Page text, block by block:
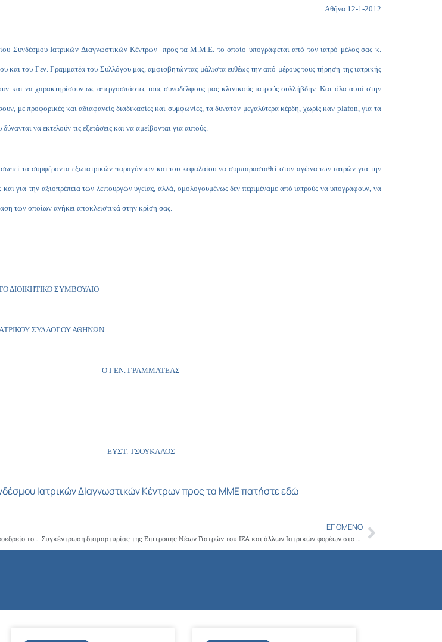
Αθήνα 12-1-2012
Συνδέσμου Ιατρικών Διαγνωστικών Κέντρων προς τα Μ.Μ.Ε. το οποίο υπογράφεται από τον ιατρό μέλος σας κ.
και του Γεν. Γραμματέα του Συλλόγου μας, αμφισβητώντας μάλιστα ευθέως την από μέρους τους τήρηση της ιατρικής
και να χαρακτηρίσουν ως απεργοσπάστες τους συναδέλφους μας κλινικούς ιατρούς συλλήβδην. Και όλα αυτά στην
με προφορικές και αδιαφανείς διαδικασίες και συμφωνίες, τα δυνατόν μεγαλύτερα κέρδη, χωρίς καν plafon, για τα
να εκτελούν τις εξετάσεις και να αμείβονται για αυτούς.
τα συμφέροντα εξωιατρικών παραγόντων και του κεφαλαίου να συμπαρασταθεί στον αγώνα των ιατρών για την
για την αξιοπρέπεια των λειτουργών υγείας, αλλά, ομολογουμένως δεν περιμέναμε από ιατρούς να υπογράφουν, να
των οποίων ανήκει αποκλειστικά στην κρίση σας.
ΔΙΟΙΚΗΤΙΚΟ ΣΥΜΒΟΥΛΙΟ
ΣΥΛΛΟΓΟΥ ΑΘΗΝΩΝ
Ο ΓΕΝ. ΓΡΑΜΜΑΤΕΑΣ
ΕΥΣΤ. ΤΣΟΥΚΑΛΟΣ
Ιατρικών ΔΙαγνωστικών Κέντρων προς τα ΜΜΕ πατήστε εδώ
Ενημέρωση της Προέδρου της Δημοκρατικής Συμμαχίας Ντόρας Μπακογιάννη από το Προεδρείο του ΙΣΑ και Επιστημονικούς και Συνδικαλιστικούς Φορείς.
ΕΠΌΜΕΝΟ
Συγκέντρωση διαμαρτυρίας της Επιτροπής Νέων Γιατρών του ΙΣΑ και άλλων Ιατρικών φορέων στο ΥΥΚΑ Next